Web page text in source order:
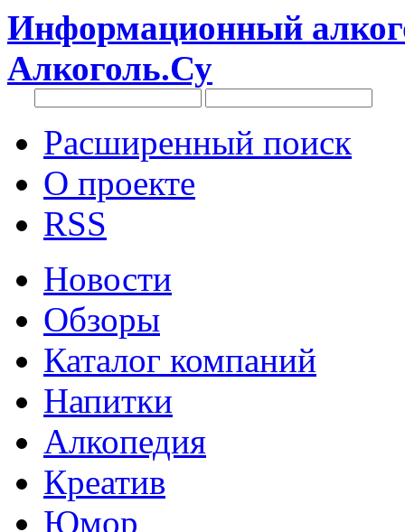
Информационный
Алкоголь.Су
Расширенный поиск
О проекте
RSS
Новости
Обзоры
Каталог компаний
Напитки
Алкопедия
Креатив
Юмор